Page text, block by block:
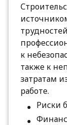
к
также к
затратам
работе.
Риски